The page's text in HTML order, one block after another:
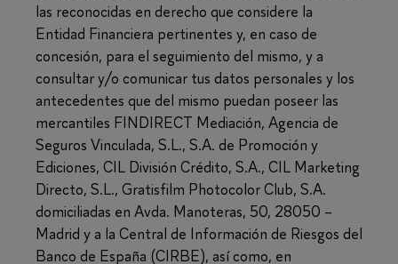
las reconocidas en derecho que considere la
Entidad Financiera pertinentes y, en caso de
concesión, para el seguimiento del mismo, y a
consultar y/o comunicar tus datos personales y los
antecedentes que del mismo puedan poseer las
mercantiles FINDIRECT Mediación, Agencia de
Seguros Vinculada, S.L., S.A. de Promoción y
Ediciones, CIL División Crédito, S.A., CIL Marketing
Directo, S.L., Gratisfilm Photocolor Club, S.A.
domiciliadas en Avda. Manoteras, 50, 28050 –
Madrid y a la Central de Información de Riesgos del
Banco de España (CIRBE), así como, en